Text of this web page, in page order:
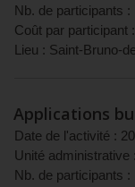
Nb. de participants :
Coût par participant :
Lieu : Saint-Bruno-
Applications
Date de l'activité :
Unité administrative :
Nb. de participants :